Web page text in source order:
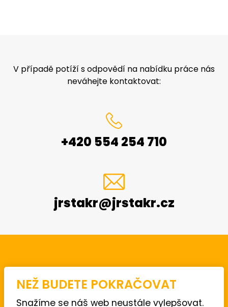
V případě potíží s odpovědí na nabídku práce nás
neváhejte kontaktovat:
+420 554 254 710
jrstakr@jrstakr.cz
JR STaKR s.r.o.
U Stadionu 1999/9A
792 01 Bruntál
NEŽ BUDETE POKRAČOVAT
Snažíme se náš web neustále vylepšovat.